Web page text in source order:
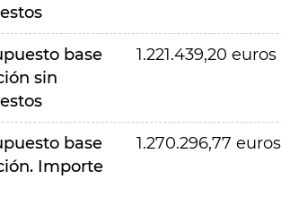
base
sin
1.221.439,20 euros
base
Importe
1.270.296,77 euros